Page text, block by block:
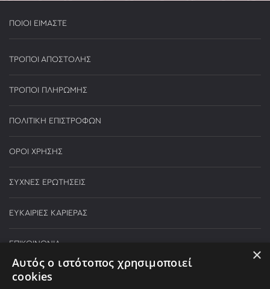
ΠΟΙΟΙ ΕΙΜΑΣΤΕ
ΤΡΟΠΟΙ ΑΠΟΣΤΟΛΗΣ
ΤΡΟΠΟΙ ΠΛΗΡΩΜΗΣ
ΠΟΛΙΤΙΚΗ ΕΠΙΣΤΡΟΦΩΝ
ΟΡΟΙ ΧΡΗΣΗΣ
ΣΥΧΝΕΣ ΕΡΩΤΗΣΕΙΣ
ΕΥΚΑΙΡΙΕΣ ΚΑΡΙΕΡΑΣ
ΕΠΙΚΟΙΝΩΝΙΑ
×
Αυτός ο ιστότοπος χρησιμοποιεί
cookies